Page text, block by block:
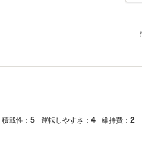
積載性： 5 運転しやすさ： 4 維持費： 2